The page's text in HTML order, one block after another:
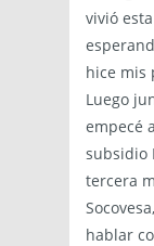
vivió
hice mis
Luego
empecé
subsidio
tercera
hablar